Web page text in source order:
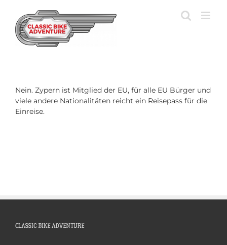
springen
Nein. Zypern ist Mitglied der EU, für alle EU Bürger und
viele andere Nationalitäten reicht ein Reisepass für die
Einreise.
CLASSIC BIKE ADVENTURE